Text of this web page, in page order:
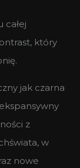
całej
który
jak czarna
z
w
nowe